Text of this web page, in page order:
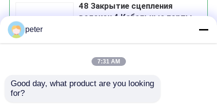
48 Закрытие сцепления
волокон 4 Кабельные порты
Продолжать
peter
7:31 AM
Good day, what product are you looking
for?